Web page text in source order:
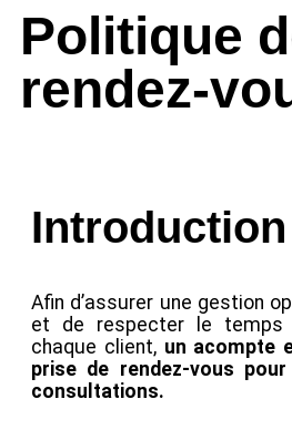
Politique
rendez-
Introduction
Afin d’assurer une gestion
et de respecter le temps
chaque client, un acompte
prise de rendez-vous
consultations.